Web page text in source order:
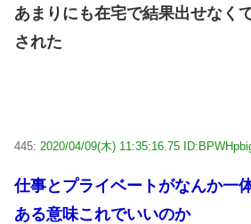
あまりにも在宅で結果出せなく
された
445: 2020/04/09(木) 11:35:16.75
仕事とプライベートがなんか一
ある意味これでいいのか